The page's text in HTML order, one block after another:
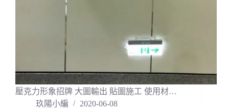
壓克力形象招牌 大圖輸出 貼圖施工 使用材…
玖陽小編
2020-06-08